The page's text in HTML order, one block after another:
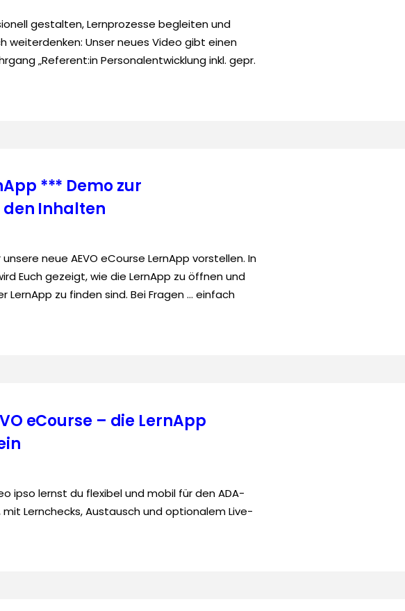
gestalten, Lernprozesse begleiten und
weiterdenken: Unser neues Video gibt einen
„Referent:in Personalentwicklung inkl. gepr.
*** Demo zur
Inhalten
neue AEVO eCourse LernApp vorstellen. In
Euch gezeigt, wie die LernApp zu öffnen und
LernApp zu finden sind. Bei Fragen … einfach
eCourse – die LernApp
ipso lernst du flexibel und mobil für den ADA-
Lernchecks, Austausch und optionalem Live-